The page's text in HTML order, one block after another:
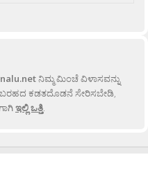
ನಿಮ್ಮ ಮಿಂಚೆ ವಿಳಾಸವನ್ನು
ಬರಹದ ಕಡತದೊಡನೆ ಸೇರಿಸಬೇಡಿ,
ಇಲ್ಲಿ ಒತ್ತಿ.